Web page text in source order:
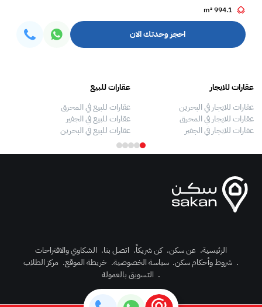
994.1 m²
احجز وحدتك الان
عقارات للايجار
عقارات للايجار في البحرين
عقارات للايجار في المحرق
عقارات للايجار في الجفير
عقارات للبيع
عقارات للبيع في المحرق
عقارات للبيع في الجفير
عقارات للبيع في البحرين
الرئيسية. عن سكن. كن شريكاً. اتصل بنا. الشكاوي والاقتراحات
. شروط وأحكام سكن. سياسة الخصوصية. خريطة الموقع. مركز الطلاب
. التسويق بالعمولة